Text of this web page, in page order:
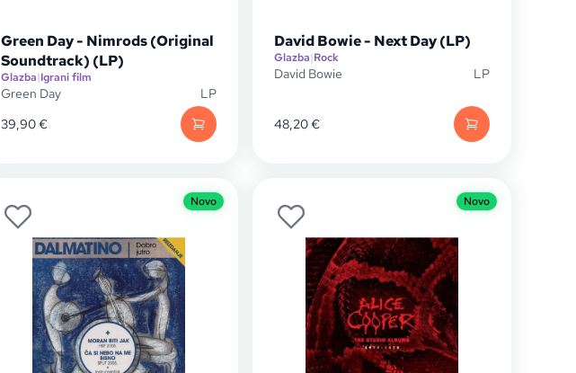
Green Day - Nimrods (Original
Soundtrack) (LP)
Glazba|Igrani film
Green Day
LP
39,90€
David Bowie - Next Day (LP)
Glazba|Rock
David Bowie LP
48,20€
Novo Novo